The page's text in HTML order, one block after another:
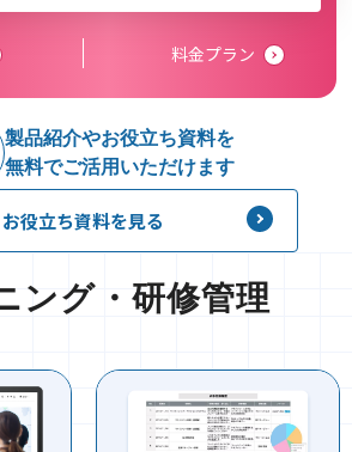
料金プラン
製品紹介やお役立ち資料を
無料でご活用いただけます
お役立ち資料を見る
ング・研修管理